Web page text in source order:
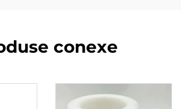
conexe